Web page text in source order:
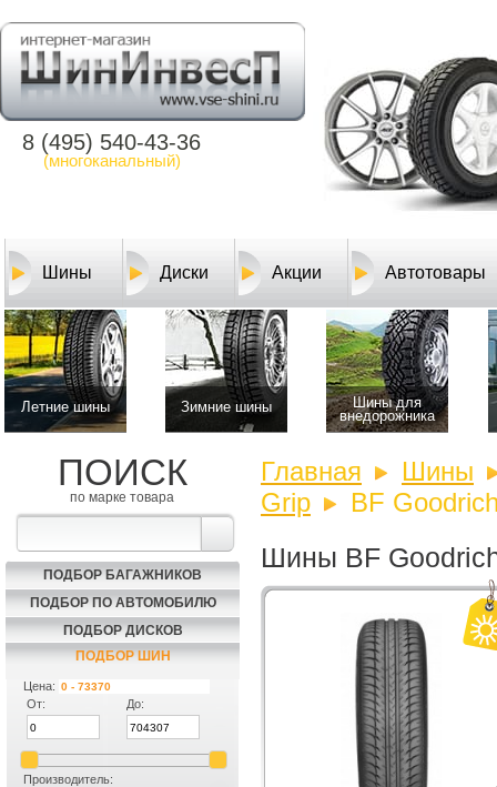
8 (495) 540-43-36
(многоканальный)
Шины Диски Акции Автотовары
Летние шины Зимние шины
Шины для
внедорожника
ПОИСК
по марке товара
ПОДБОР БАГАЖНИКОВ
ПОДБОР ПО АВТОМОБИЛЮ
ПОДБОР ДИСКОВ
ПОДБОР ШИН
Цена:
От:
До:
Производитель:
Главная
Шины
Grip
BF
Шины BF